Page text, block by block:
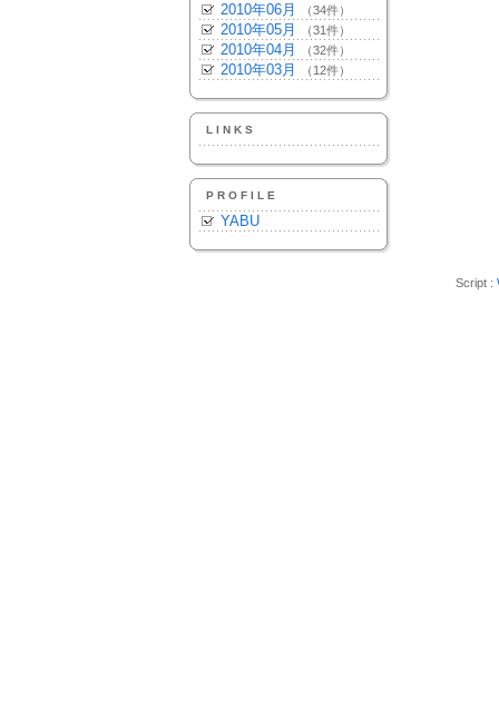
2010年06月 （34件）
2010年05月 （31件）
2010年04月 （32件）
2010年03月 （12件）
LINKS
PROFILE
YABU
Script :